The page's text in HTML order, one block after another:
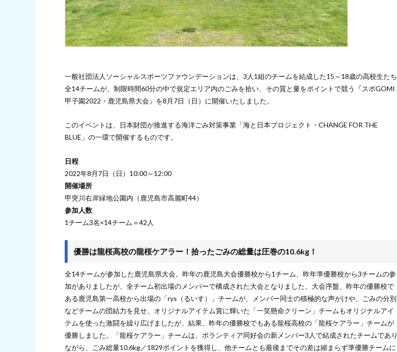
一般社団法人ソーシャルスポーツファウンデーションは、3人1組のチームを結成した15～18歳の高校生たち
全14チームが、制限時間60分の中で規定エリア内のごみを拾い、その質と量をポイントで競う『スポGOMI
甲子園2022・鹿児島県大会』を8月7日（日）に開催いたしました。
このイベントは、日本財団が推進する海洋ごみ対策事業「海と日本プロジェクト・CHANGE FOR THE
BLUE」の一環で開催するものです。
日程
2022年8月7日（日）10:00～12:00
開催場所
甲突川右岸緑地公園内（鹿児島市高麗町44）
参加人数
1チーム3名×14チーム＝42人
優勝は龍桜高校の龍桜ケアラー！拾ったごみの総量は圧巻の10.6kg！
全14チームが参加した鹿児島県大会。昨年の鹿児島大会優勝校から1チーム、昨年準優勝校から3チームの参
加がありましたが、全チーム初出場のメンバーで構成された大会となりました。大会序盤、昨年の優勝校で
ある鹿児島第一高校から出場の「rys（るいす）」チームが、メンバー同士の積極的な声がけや、ごみの分別
などチームの団結力を見せ、オリジナルアイテム賞に輝いた「一笑懸命クリーン」チームもオリジナルアイ
テムを使った激闘を繰り広げましたが、結果、昨年の優勝校でもある龍桜高校の「龍桜ケアラー」チームが
優勝しました。「龍桜ケアラー」チームは、ボランティア同好会の新メンバー3人で結成されたチームであり
ながら、ごみ総量10.6kg／1829ポイントを獲得し、他チームとも最後までその差は縮まらず準優勝チームに